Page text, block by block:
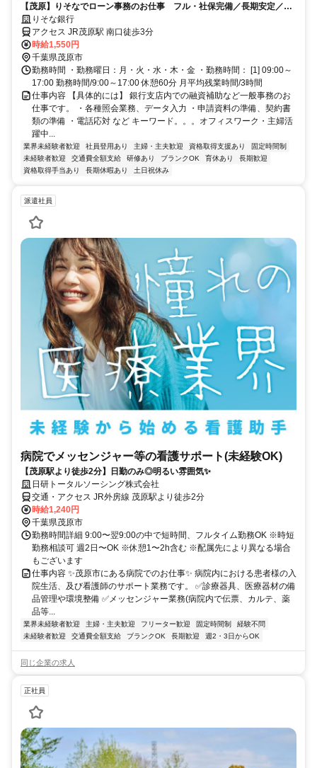
【茂原】りそなでローン事務のお仕事 フル・社保完備／長期安定／未
経験OK
りそな銀行
アクセス JR茂原駅 南口徒歩3分
時給1,550円
千葉県茂原市
勤務時間 ・勤務曜日：月・火・水・木・金 ・勤務時間： [1] 09:00～
17:00 勤務時間/9:00～17:00 休憩60分 月平均残業時間/3時間
仕事内容 【具体的には】 銀行支店内での融資補助など一般事務のお
仕事です。 ・各種照会業務、データ入力 ・申請資料の準備、契約書
類の準備 ・電話応対 など キーワード。。。オフィスワーク・主婦活
躍中...
業界未経験者歓迎 社員登用あり 主婦・主夫歓迎 資格取得支援あり
固定時間制
未経験者歓迎
交通費全額支給 研修あり ブランクOK 育休あり
長期歓迎
資格取得手当あり
長期休暇あり 土日祝休み
派遣社員
病院でメッセンジャー等の看護サポート(未経験OK)
【茂原駅より徒歩2分】日勤のみ◎明るい雰囲気✨
日研トータルソーシング株式会社
交通・アクセス JR外房線 茂原駅より徒歩2分
時給1,240円
千葉県茂原市
勤務時間詳細 9:00〜翌9:00の中で短時間、フルタイム勤務OK ※時短
勤務相談可 週2日〜OK ※休憩1〜2h含む ※配属先により異なる場合
もございます
仕事内容 ✨茂原市にある病院でのお仕事✨ 病院内における患者様の入
院生活、及び看護師のサポート業務です。 ✅診療器具、医療器材の備
品管理や環境整備 ✅メッセンジャー業務(病院内で伝票、カルテ、薬
品等...
業界未経験者歓迎 主婦・主夫歓迎 フリーター歓迎 固定時間制
経験不問
未経験者歓迎
交通費全額支給 ブランクOK 長期歓迎 週2・3日からOK
同じ企業の求人
正社員